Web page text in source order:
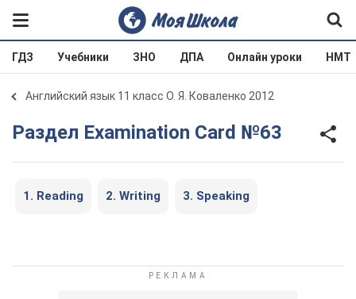
ГДЗ Учебники ЗНО ДПА Онлайн уроки НМТ
Английский язык 11 класс О. Я. Коваленко 2012
Раздел Examination Card №63
1. Reading 2. Writing 3. Speaking